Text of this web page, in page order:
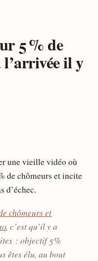
5 % de
l’arrivée il y
une vieille vidéo où
de chômeurs et incite
d’échec.
chômeurs et
, c’est qu’il y a
: objectif 5 %
êtes élu, au bout